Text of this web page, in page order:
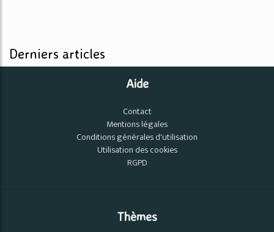
Derniers articles
Aide
Contact
Mentions légales
Conditions générales d'utilisation
Utilisation des cookies
RGPD
Thèmes